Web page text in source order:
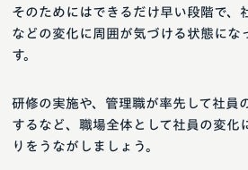
そのためにはできるだけ早い段階で、
などの変化に周囲が気づける状態にな
す。
研修の実施や、管理職が率先して社員
するなど、職場全体として社員の変化
りをうながしましょう。